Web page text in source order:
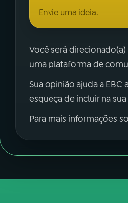
Envie uma ideia.
Você será direcionado(a)
uma plataforma de
Sua opinião ajuda a
esqueça de incluir na
Para mais informações